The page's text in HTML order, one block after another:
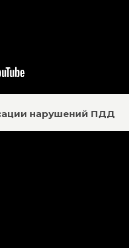
нарушений ПДД